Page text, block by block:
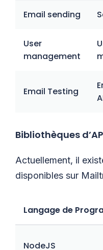
Email sending
User
management
Email Testing
Bibliothèques
Actuellement, il
disponibles sur
Langage de
NodeJS